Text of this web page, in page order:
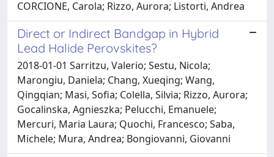
CORCIONE, Carola; Rizzo, Aurora; Listorti, Andrea
Direct or Indirect Bandgap in Hybrid
Lead Halide Perovskites?
2018-01-01 Sarritzu, Valerio; Sestu, Nicola;
Marongiu, Daniela; Chang, Xueqing; Wang,
Qingqian; Masi, Sofia; Colella, Silvia; Rizzo, Aurora;
Gocalinska, Agnieszka; Pelucchi, Emanuele;
Mercuri, Maria Laura; Quochi, Francesco; Saba,
Michele; Mura, Andrea; Bongiovanni, Giovanni